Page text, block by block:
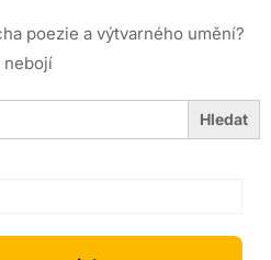
poezie a výtvarného umění?
nebojí